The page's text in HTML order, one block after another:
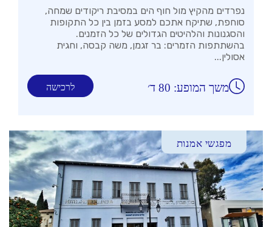
נפרדים מהקיץ מול חוף הים במסיבת ריקודים שמחה,
סוחפת, שתיקח אתכם למסע בזמן בין כל התקופות
והסגנונות והלהיטים הגדולים של כל הזמנים.
בהשתתפות הזמרים: בר זגמן, משה קבסה, וחגית
אסולין...
לרכישה משך המופע: 80 ד׳
מפגשי אמנות